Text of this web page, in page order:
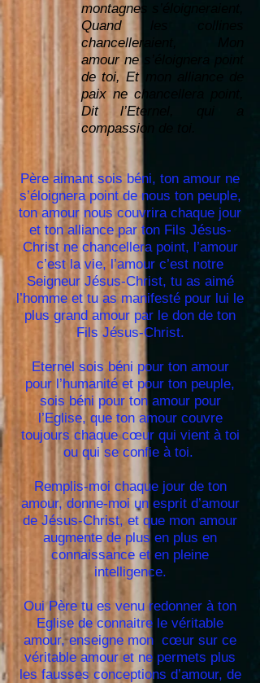
montagnes s’éloigneraient,
Quand les collines
chancelleraient, Mon
amour ne s’éloignera point
de toi, Et mon alliance de
paix ne chancellera point,
Dit l’Eternel, qui a
compassion de toi.
Père aimant sois béni, ton amour ne
s’éloignera point de nous ton peuple,
ton amour nous couvrira chaque jour
et ton alliance par ton Fils Jésus-
Christ ne chancellera point, l’amour
c’est la vie, l’amour c’est notre
Seigneur Jésus-Christ, tu as aimé
l’homme et tu as manifesté pour lui le
plus grand amour par le don de ton
Fils Jésus-Christ.
Eternel sois béni pour ton amour
pour l’humanité et pour ton peuple,
sois béni pour ton amour pour
l’Eglise, que ton amour couvre
toujours chaque cœur qui vient à toi
ou qui se confie à toi.
Remplis-moi chaque jour de ton
amour, donne-moi un esprit d’amour
de Jésus-Christ, et que mon amour
augmente de plus en plus en
connaissance et en pleine
intelligence.
Oui Père tu es venu redonner à ton
Eglise de connaitre le véritable
amour, enseigne mon cœur sur ce
véritable amour et ne permets plus
les fausses conceptions d’amour, de